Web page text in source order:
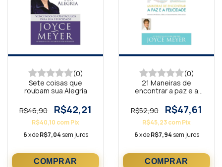
(0)
Sete coisas que
roubam sua Alegria
R$46,90 R$42,21
R$40,10 comPix
6x deR$7,04 sem juros
(0)
21 Maneiras de
encontrar a paz e a
R$52,90
R$47,61
R$45,23comPix
6x deR$7,94 sem juros